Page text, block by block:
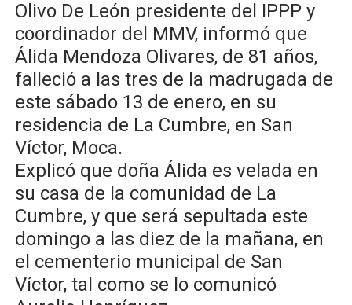
Olivo De León presidente del IPPP y
coordinador del MMV, informó que
Álida Mendoza Olivares, de 81 años,
falleció a las tres de la madrugada de
este sábado 13 de enero, en su
residencia de La Cumbre, en San
Víctor, Moca.
Explicó que doña Álida es velada en
su casa de la comunidad de La
Cumbre, y que será sepultada este
domingo a las diez de la mañana, en
el cementerio municipal de San
Víctor, tal como se lo comunicó